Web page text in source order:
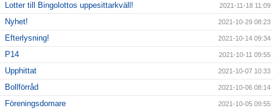
Lotter till Bingolottos uppesittarkväll! 2021-11-18 11:09
Nyhet! 2021-10-29 08:23
Efterlysning! 2021-10-14 09:34
P14 2021-10-11 09:55
Upphittat 2021-10-07 10:33
Bollförråd 2021-10-06 08:14
Föreningsdomare 2021-10-05 09:55